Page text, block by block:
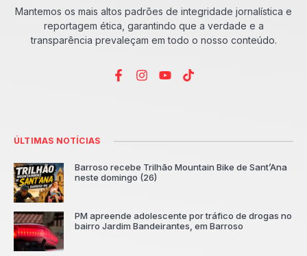
Mantemos os mais altos padrões de integridade jornalística e
reportagem ética, garantindo que a verdade e a
transparência prevaleçam em todo o nosso conteúdo.
ÚLTIMAS NOTÍCIAS
Barroso recebe Trilhão Mountain Bike de Sant’Ana
neste domingo (26)
PM apreende adolescente por tráfico de drogas no
bairro Jardim Bandeirantes, em Barroso